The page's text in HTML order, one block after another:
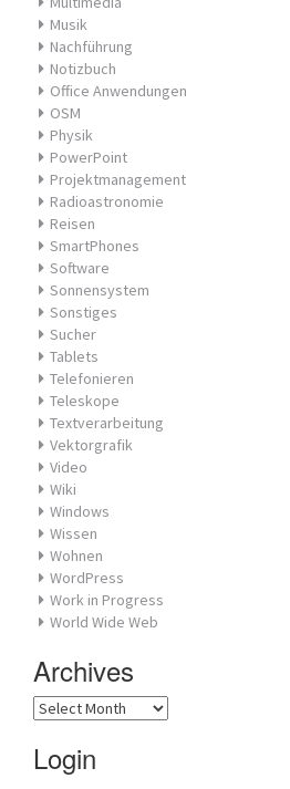
Musik
Nachführung
Notizbuch
Office Anwendungen
OSM
Physik
PowerPoint
Projektmanagement
Radioastronomie
Reisen
SmartPhones
Software
Sonnensystem
Sonstiges
Sucher
Tablets
Telefonieren
Teleskope
Textverarbeitung
Vektorgrafik
Video
Wiki
Windows
Wissen
Wohnen
WordPress
Work in Progress
World Wide Web
Archives
Archives
Login